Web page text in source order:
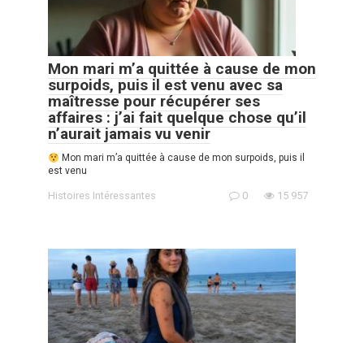
Mon mari m’a quittée à cause de mon
surpoids, puis il est venu avec sa
maîtresse pour récupérer ses
affaires : j’ai fait quelque chose qu’il
n’aurait jamais vu venir
Mon mari m’a quittée à cause de mon surpoids, puis il
est venu
Histoires Intéressantes 0 15 957